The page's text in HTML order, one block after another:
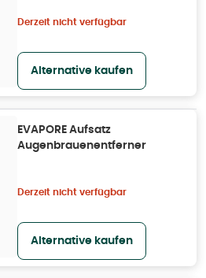
Derzeit nicht verfügbar
Alternative kaufen
EVAPORE Aufsatz
Augenbrauenentferner
Derzeit nicht verfügbar
Alternative kaufen